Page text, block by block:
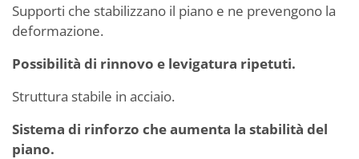
Supporti che stabilizzano il piano e ne prevengono la
deformazione.
Possibilità di rinnovo e levigatura ripetuti.
Struttura stabile in acciaio.
Sistema di rinforzo che aumenta la stabilità del
piano.